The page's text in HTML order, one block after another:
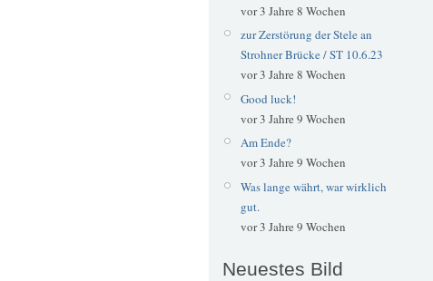
vor 3 Jahre 8 Wochen
zur Zerstörung der Stele an
Strohner Brücke / ST 10.6.23
vor 3 Jahre 8 Wochen
Good luck!
vor 3 Jahre 9 Wochen
Am Ende?
vor 3 Jahre 9 Wochen
Was lange währt, war wirklich
gut.
vor 3 Jahre 9 Wochen
Neuestes Bild